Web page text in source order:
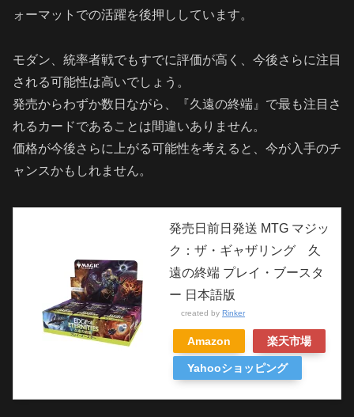
ォーマットでの活躍を後押ししています。
モダン、統率者戦でもすでに評価が高く、今後さらに注目
される可能性は高いでしょう。
発売からわずか数日ながら、『久遠の終端』で最も注目さ
れるカードであることは間違いありません。
価格が今後さらに上がる可能性を考えると、今が入手のチ
ャンスかもしれません。
発売日前日発送 MTG マジッ
ク：ザ・ギャザリング 久
遠の終端 プレイ・ブースタ
ー 日本語版
created by Rinker
Amazon 楽天市場
Yahooショッピング